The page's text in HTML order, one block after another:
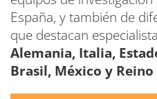
España, y también de
que destacan
Alemania, Italia,
Brasil, México y